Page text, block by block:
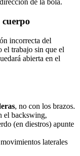
de la bola.
incorrecta del
el trabajo sin que el
abierta en el
, no con los brazos.
el backswing,
(en diestros) apunte
laterales